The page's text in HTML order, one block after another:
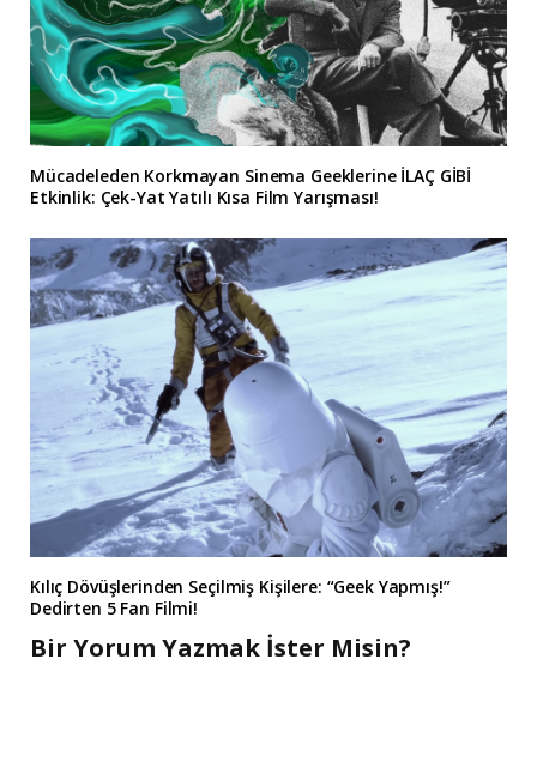
Mücadeleden Korkmayan Sinema Geeklerine İLAÇ GİBİ
Etkinlik: Çek-Yat Yatılı Kısa Film Yarışması!
Kılıç Dövüşlerinden Seçilmiş Kişilere: “Geek Yapmış!”
Dedirten 5 Fan Filmi!
Bir Yorum Yazmak İster Misin?